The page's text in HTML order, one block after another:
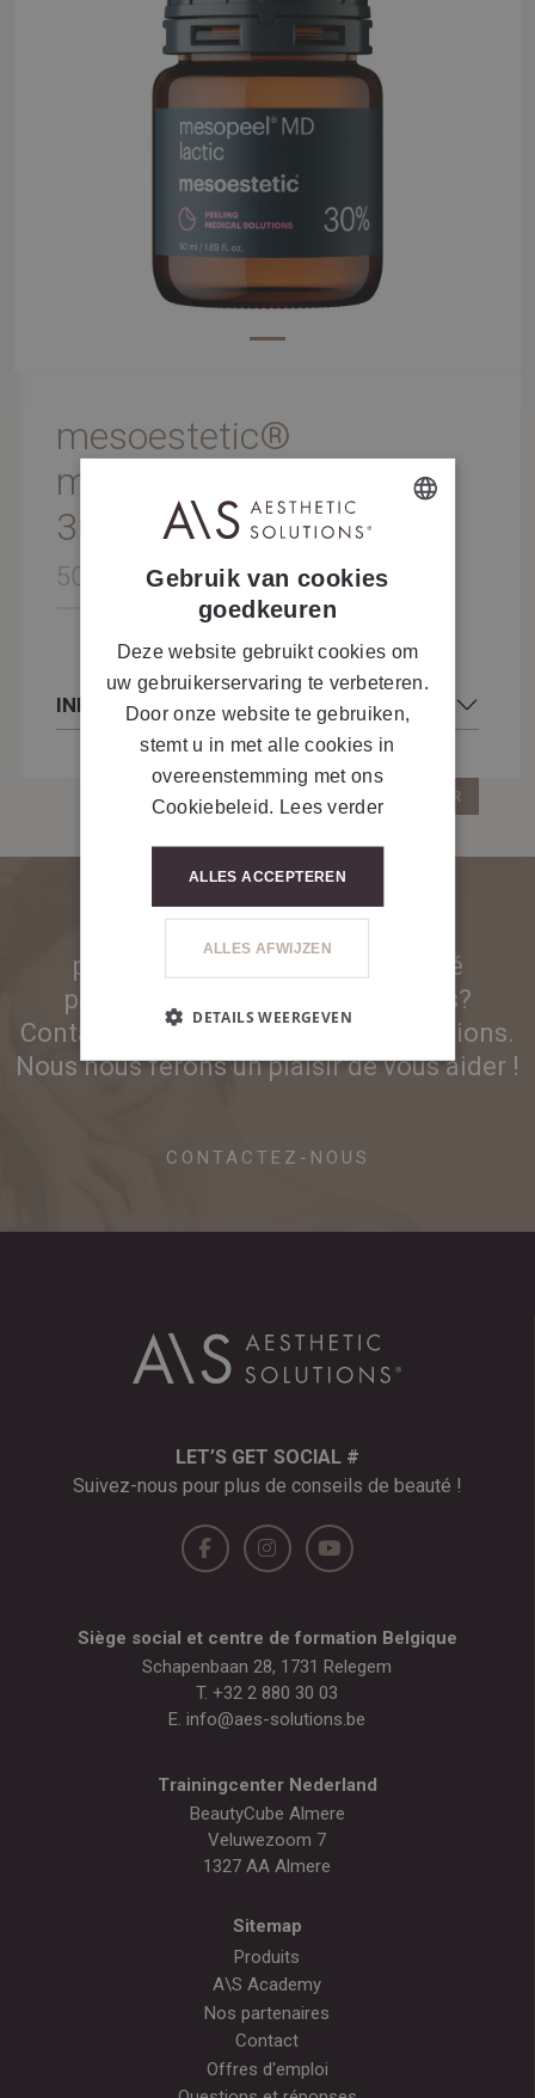
mesoestetic®
mesopeel® MD lactic
30%
50 ml
INFOS COMPLÉMENTAIRES
RETOUR
partenaire et vous êtes intéressé
par nos produits ou nos appareils?
Contactez-nous pour plus d'informations.
Nous nous ferons un plaisir de vous aider !
CONTACTEZ-NOUS
LET’S GET SOCIAL #
Suivez-nous pour plus de conseils de beauté !
Siège social et centre de formation Belgique
Schapenbaan 28, 1731 Relegem
T. +32 2 880 30 03
E. info@aes-solutions.be
Trainingcenter Nederland
BeautyCube Almere
Veluwezoom 7
1327 AA Almere
Sitemap
Produits
A\S Academy
Nos partenaires
Contact
Offres d'emploi
FRENCH
Gebruik van cookies
goedkeuren
Deze website gebruikt cookies om
uw gebruikerservaring te verbeteren.
Door onze website te gebruiken,
stemt u in met alle cookies in
overeenstemming met ons
Cookiebeleid. Lees verder
ALLES ACCEPTEREN
ALLES AFWIJZEN
DETAILS WEERGEVEN